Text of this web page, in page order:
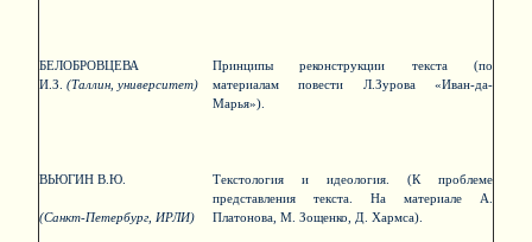
БЕЛОБРОВЦЕВА
И.З. (Таллин, университет)
Принципы реконструкции текста (по
материалам повести Л.Зурова «Иван-да-
Марья»).
ВЬЮГИН В.Ю.
(Санкт-Петербург, ИРЛИ)
Текстология и идеология. (К проблеме
представления текста. На материале А.
Платонова, М. Зощенко, Д. Хармса).